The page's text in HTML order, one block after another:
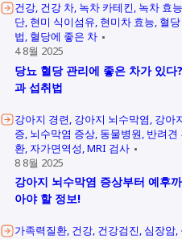
건강 건강 차 녹차 카테킨 녹차 효능
단 현미 식이섬유 현미차 효능 혈
법 혈당에 좋은 차
4 8월 2025
당뇨 혈당 관리에 좋은 차가 있다
과 섭취법
강아지 경련 강아지 뇌수막염 강아
증 뇌수막염 증상 동물병원 반려견
환 자가면역성 MRI 검사
8 8월 2025
강아지 뇌수막염 증상부터 예후
아야 할 정보!
가족력질환 건강 건강검진 심장암